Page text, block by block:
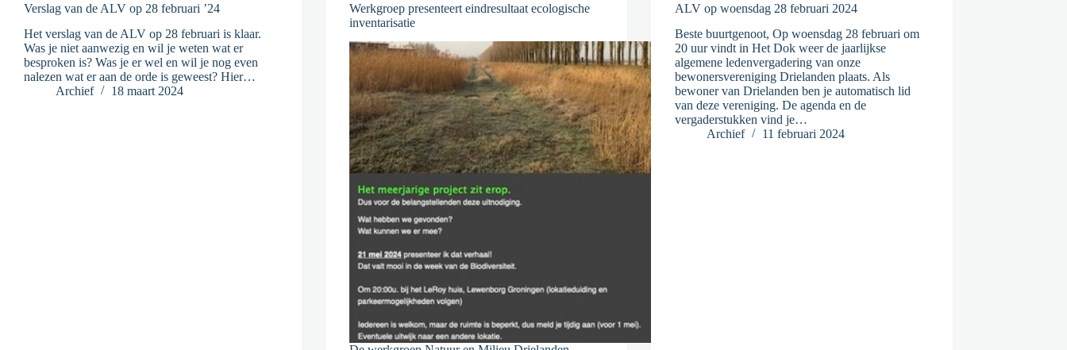
Verslag van de ALV op 28 februari ’24
Het verslag van de ALV op 28 februari is klaar.
Was je niet aanwezig en wil je weten wat er
besproken is? Was je er wel en wil je nog even
nalezen wat er aan de orde is geweest? Hier…
Archief
18 maart 2024
Werkgroep presenteert eindresultaat ecologische
inventarisatie
ALV op woensdag 28 februari 2024
Beste buurtgenoot, Op woensdag 28 februari om
20 uur vindt in Het Dok weer de jaarlijkse
algemene ledenvergadering van onze
bewonersvereniging Drielanden plaats. Als
bewoner van Drielanden ben je automatisch lid
van deze vereniging. De agenda en de
vergaderstukken vind je…
Archief
11 februari 2024